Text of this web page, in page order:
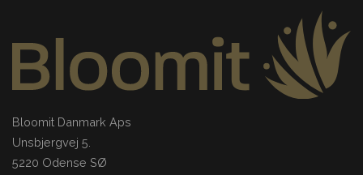
Bloomit Danmark Aps
Unsbjergvej 5.
5220 Odense SØ